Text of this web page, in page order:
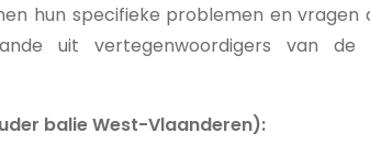
hun specifieke problemen en
uit vertegenwoordigers van de
balie West-Vlaanderen):